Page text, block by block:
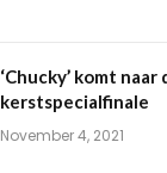
‘Chucky’ komt naar
kerstspecialfinale
November 4, 2021